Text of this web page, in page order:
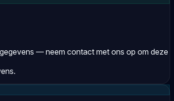
— neem contact met ons op om deze